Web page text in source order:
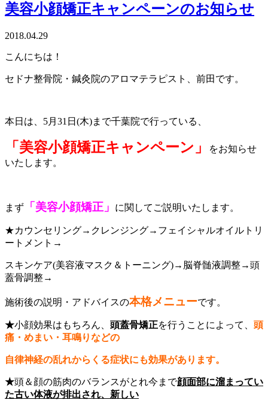
美容小顔矯正キャンペーンのお知らせ
2018.04.29
こんにちは！
セドナ整骨院・鍼灸院のアロマテラピスト、前田です。
本日は、5月31日(木)まで千葉院で行っている、
「美容小顔矯正キャンペーン」
をお知らせ
いたします。
まず 「美容小顔矯正」 に関してご説明いたします。
★カウンセリング→クレンジング→フェイシャルオイルトリ
ートメント→
スキンケア(美容液マスク＆トーニング)→脳脊髄液調整→頭
蓋骨調整→
施術後の説明・アドバイスの本格メニューです。
★小顔効果はもちろん、 頭蓋骨矯正を行うことによって、 頭
痛・めまい・耳鳴りなどの
自律神経の乱れからくる症状にも効果があります。
★頭＆顔の筋肉のバランスがとれ今まで顔面部に溜まってい
た古い体液が排出され、新しい